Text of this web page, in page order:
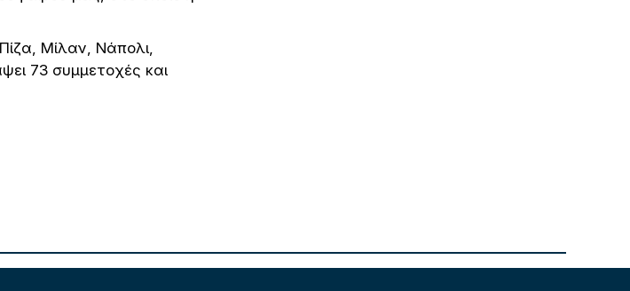
Μίλαν, Νάπολι,
73 συμμετοχές και